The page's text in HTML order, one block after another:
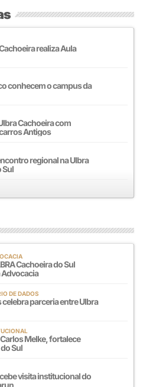
realiza Aula
conhecem o campus da
Cachoeira com
Antigos
regional na Ulbra
Sul
Cachoeira do Sul
Advocacia
DE DADOS
parceria entre Ulbra
Melke, fortalece
Sul
visita institucional do